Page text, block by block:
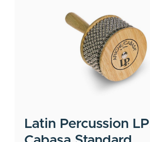
Latin Percussion